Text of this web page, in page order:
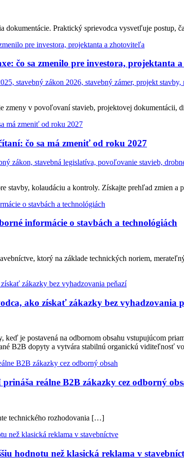
dokumentácie. Praktický sprievodca vysvetľuje postup,
čo sa zmenilo pre investora, projektanta
stavebný zákon 2026, stavebný zámer, projekt
v povoľovaní stavieb, projektovej dokumentácii,
čo sa má zmeniť od roku 2027
zákon, stavebná legislatíva, povoľovanie stavieb,
stavby, kolaudáciu a kontroly. Získajte prehľad zmien a
informácie o stavbách a technológiách
ktorý na základe technických noriem,
ako získať zákazky bez vyhadzovania
keď je postavená na odbornom obsahu vstupujúcom
B2B dopyty a vytvára stabilnú organickú viditeľnosť
reálne B2B zákazky cez odborný
technického rozhodovania […]
hodnotu než klasická reklama v